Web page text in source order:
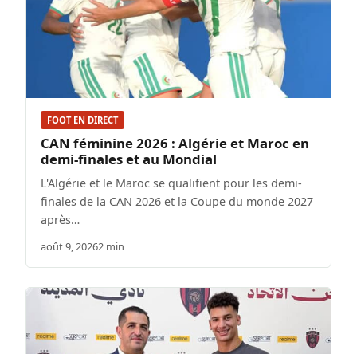
FOOT EN DIRECT
CAN féminine 2026 : Algérie et Maroc en
demi-finales et au Mondial
L'Algérie et le Maroc se qualifient pour les demi-
finales de la CAN 2026 et la Coupe du monde 2027
après…
août 9, 20262 min